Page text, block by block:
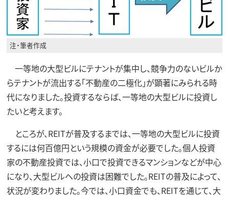
注・筆者作成
一等地の大型ビルにテナントが集中し、競争力のないビルか
らテナントが流出する「不動産の二極化」が顕著にみられる時
代になりました。投資するならば、一等地の大型ビルに投資し
たいと考えます。
ところが、REITが普及するまでは、一等地の大型ビルに投資
するには何百億円という規模の資金が必要でした。個人投資
家の不動産投資では、小口で投資できるマンションなどが中心
になり、大型ビルへの投資は困難でした。REITの普及によって、
状況が変わりました。今では、小口資金でも、REITを通じて、大